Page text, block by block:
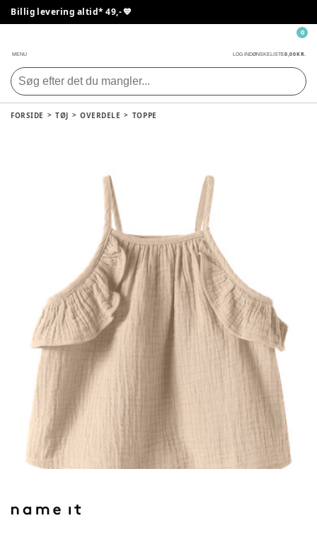
Billig levering altid* 49,- 💙
MENU LOG INDØNSKELISTE0,00 KR.
0
FORSIDE TØJ OVERDELE TOPPE